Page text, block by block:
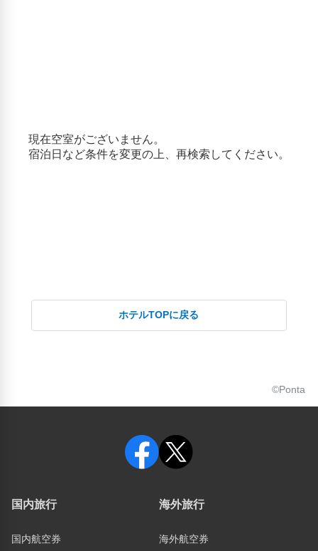
ホテルTOPに戻る
©Ponta
国内旅行
国内航空券
海外旅行
海外航空券